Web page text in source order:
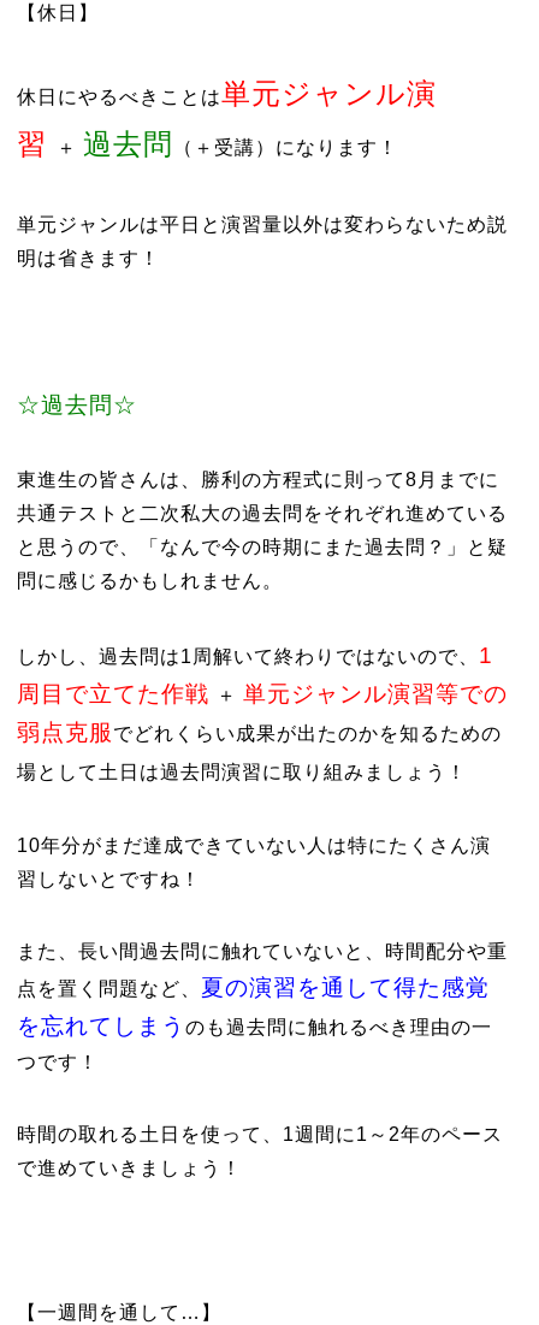
【休日】
休日にやるべきことは単元ジャンル演
習
＋ 過去問 （＋受講）になります！
単元ジャンルは平日と演習量以外は変わらないため説
明は省きます！
☆過去問☆
東進生の皆さんは、勝利の方程式に則って8月までに
共通テストと二次私大の過去問をそれぞれ進めている
と思うので、「なんで今の時期にまた過去問？」と疑
問に感じるかもしれません。
しかし、過去問は1周解いて終わりではないので、 1
周目で立てた作戦 ＋ 単元ジャンル演習等での
弱点克服 でどれくらい成果が出たのかを知るための
場として土日は過去問演習に取り組みましょう！
10年分がまだ達成できていない人は特にたくさん演
習しないとですね！
また、長い間過去問に触れていないと、時間配分や重
点を置く問題など、 夏の演習を通して得た感覚
を忘れてしまう のも過去問に触れるべき理由の一
つです！
時間の取れる土日を使って、1週間に1～2年のペース
で進めていきましょう！
【一週間を通して…】